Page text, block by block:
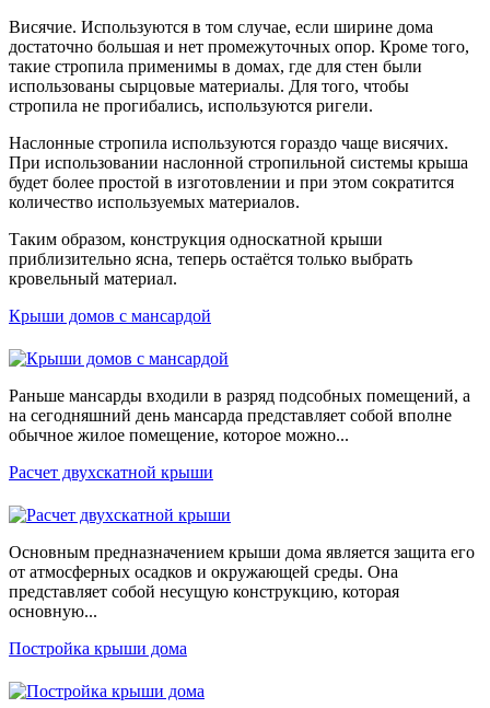
Висячие. Используются в том случае, если ширине дома
достаточно большая и нет промежуточных опор. Кроме того,
такие стропила применимы в домах, где для стен были
использованы сырцовые материалы. Для того, чтобы
стропила не прогибались, используются ригели.
Наслонные стропила используются гораздо чаще висячих.
При использовании наслонной стропильной системы крыша
будет более простой в изготовлении и при этом сократится
количество используемых материалов.
Таким образом, конструкция односкатной крыши
приблизительно ясна, теперь остаётся только выбрать
кровельный материал.
Крыши домов с мансардой
Раньше мансарды входили в разряд подсобных помещений, а
на сегодняшний день мансарда представляет собой вполне
обычное жилое помещение, которое можно...
Расчет двухскатной крыши
Основным предназначением крыши дома является защита его
от атмосферных осадков и окружающей среды. Она
представляет собой несущую конструкцию, которая
основную...
Постройка крыши дома